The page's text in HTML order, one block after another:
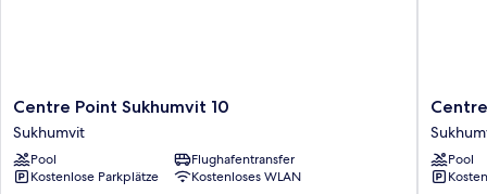
Centre
Point
Sukhumvit
10
Sukhumvit
Centre Point Sukhumvit 10
Sukhumvit
Pool
Flughafentransfer
Kostenlose Parkplätze
Kostenloses WLAN
Centre
Point
Thong
Lo
Pool